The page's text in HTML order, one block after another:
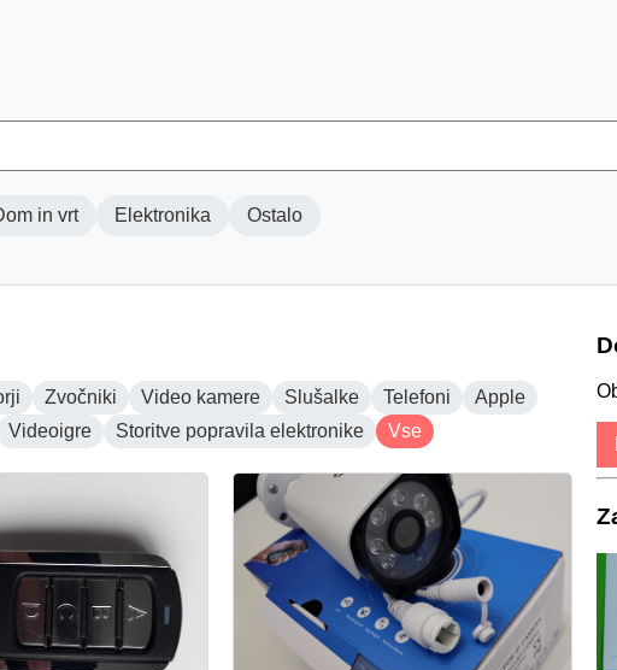
in vrt Elektronika Ostalo
Zvočniki Video kamere Slušalke Telefoni
Apple
Videoigre Storitve popravila elektronike Vse